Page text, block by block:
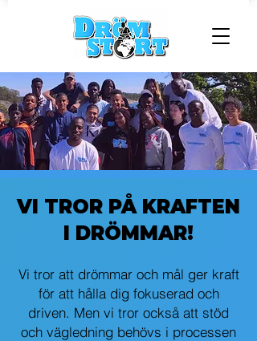
VI TROR PÅ KRAFTEN
I DRÖMMAR!
Vi tror att drömmar och mål ger kraft
för att hålla dig fokuserad och
driven. Men vi tror också att stöd
och vägledning behövs i processen